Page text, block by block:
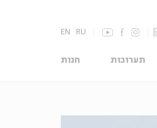
EN RU
תערוכות חנות